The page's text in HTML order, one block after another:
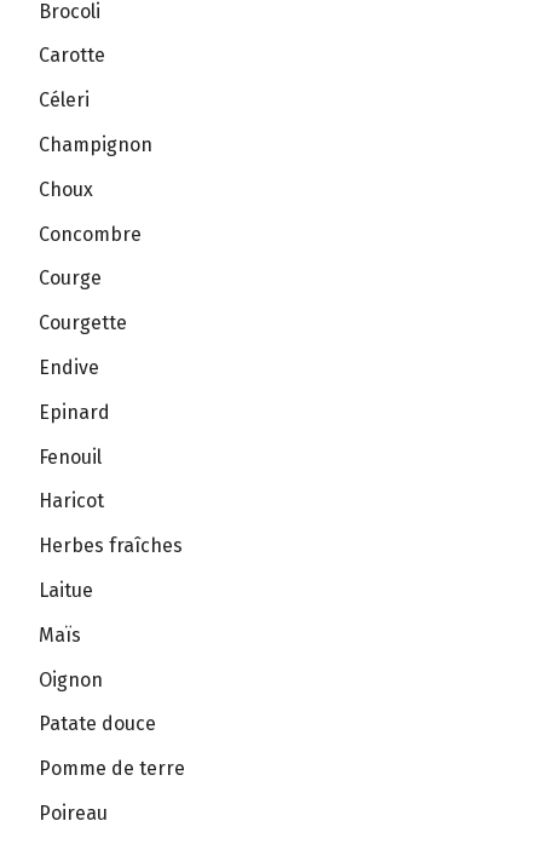
Brocoli
Carotte
Céleri
Champignon
Choux
Concombre
Courge
Courgette
Endive
Epinard
Fenouil
Haricot
Herbes fraîches
Laitue
Maïs
Oignon
Patate douce
Pomme de terre
Poireau